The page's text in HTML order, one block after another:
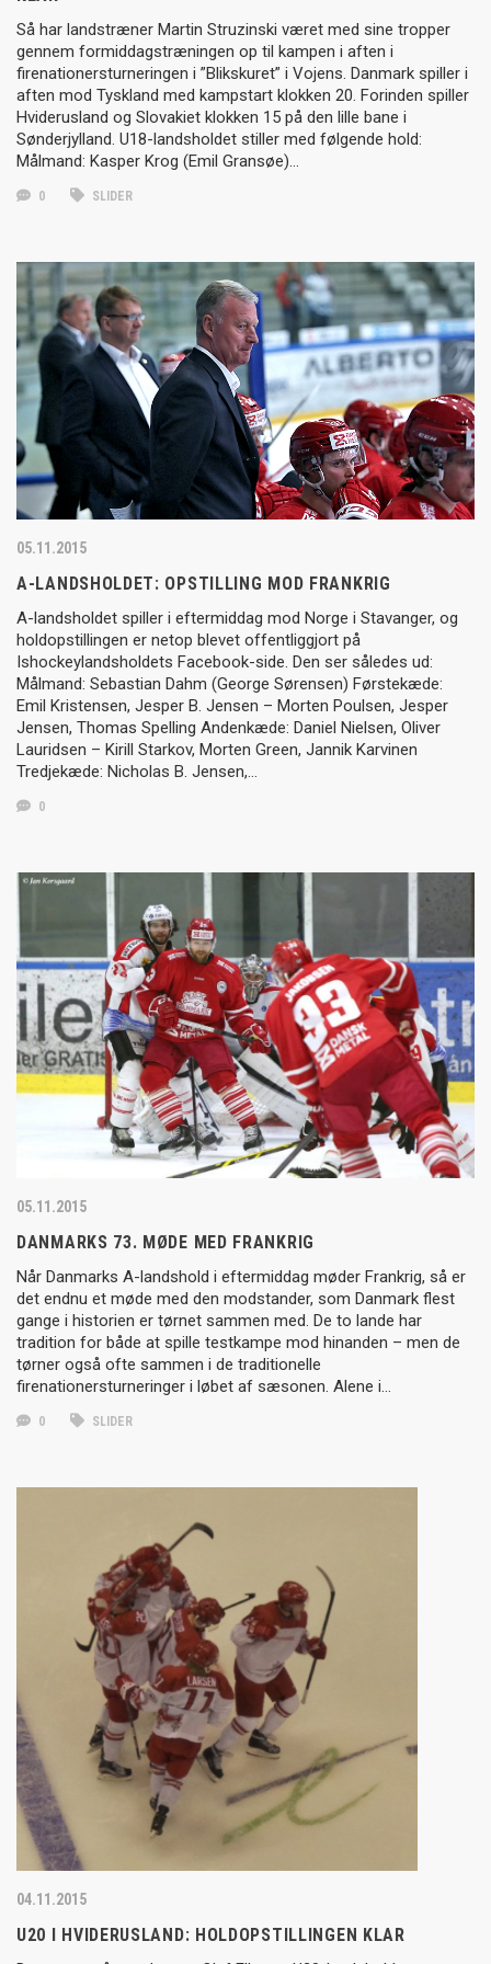
Så har landstræner Martin Struzinski været med sine tropper
gennem formiddagstræningen op til kampen i aften i
firenationersturneringen i ”Blikskuret” i Vojens. Danmark spiller i
aften mod Tyskland med kampstart klokken 20. Forinden spiller
Hviderusland og Slovakiet klokken 15 på den lille bane i
Sønderjylland. U18-landsholdet stiller med følgende hold:
Målmand: Kasper Krog (Emil Gransøe)…
0 SLIDER
05.11.2015
A-LANDSHOLDET: OPSTILLING MOD FRANKRIG
A-landsholdet spiller i eftermiddag mod Norge i Stavanger, og
holdopstillingen er netop blevet offentliggjort på
Ishockeylandsholdets Facebook-side. Den ser således ud:
Målmand: Sebastian Dahm (George Sørensen) Førstekæde:
Emil Kristensen, Jesper B. Jensen – Morten Poulsen, Jesper
Jensen, Thomas Spelling Andenkæde: Daniel Nielsen, Oliver
Lauridsen – Kirill Starkov, Morten Green, Jannik Karvinen
Tredjekæde: Nicholas B. Jensen,…
0
05.11.2015
DANMARKS 73. MØDE MED FRANKRIG
Når Danmarks A-landshold i eftermiddag møder Frankrig, så er
det endnu et møde med den modstander, som Danmark flest
gange i historien er tørnet sammen med. De to lande har
tradition for både at spille testkampe mod hinanden – men de
tørner også ofte sammen i de traditionelle
firenationersturneringer i løbet af sæsonen. Alene i…
0 SLIDER
04.11.2015
U20 I HVIDERUSLAND: HOLDOPSTILLINGEN KLAR